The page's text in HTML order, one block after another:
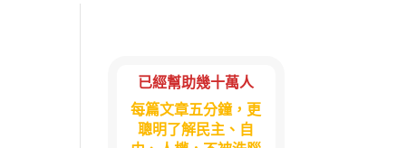
已經幫助幾十萬人
每篇文章五分鐘，更
聰明了解民主、自